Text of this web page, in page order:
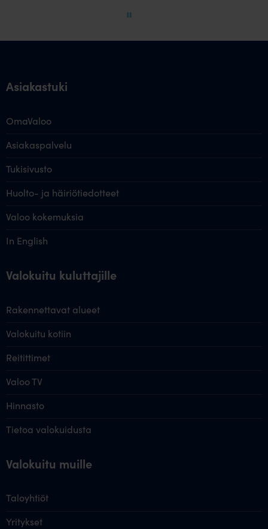
Asiakastuki
OmaValoo
Asiakaspalvelu
Tukisivusto
Huolto- ja häiriötiedotteet
Valoo kokemuksia
In English
Valokuitu kuluttajille
Rakennettavat alueet
Valokuitu kotiin
Reitittimet
Valoo TV
Hinnasto
Tietoa valokuidusta
Valokuitu muille
Taloyhtiöt
Yritykset